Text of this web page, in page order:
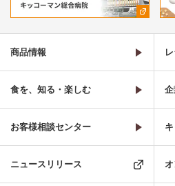
商品情報
食を、知る・楽しむ
お客様相談センター
ニュースリリース